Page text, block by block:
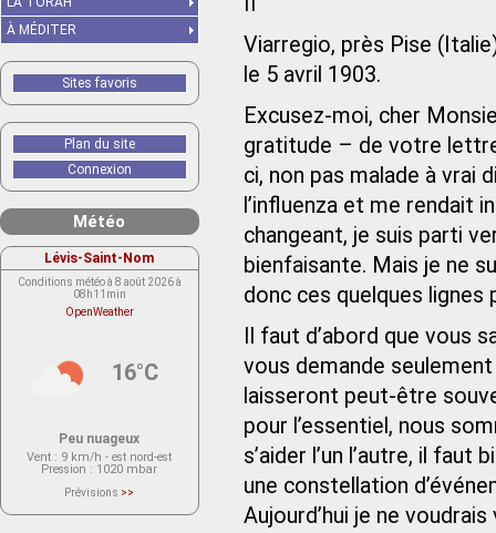
Viarregio, près Pise
le 5 avril 1903.
Excusez-moi, cher
gratitude – de votre
ci, non pas malade à vrai
l’influenza et me rendait
changeant, je suis parti
bienfaisante. Mais je ne
donc ces quelques lignes
Il faut d’abord que
vous demande
laisseront peut-être
pour l’essentiel, nous
s’aider l’un l’autre, il
une constellation
Aujourd’hui je ne
À MÉDITER
Sites favoris
Plan du site
Connexion
Météo
Lévis-Saint-Nom
Conditions météo à 8 août 2026 à
08h11min
OpenWeather
16°C
Peu nuageux
Vent : 9 km/h - est nord-est
Pression : 1020 mbar
Prévisions >>
actuellement aucune prévision